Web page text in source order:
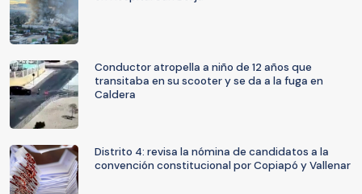
Conductor atropella a niño de 12 años que
transitaba en su scooter y se da a la fuga en
Caldera
Distrito 4: revisa la nómina de candidatos a la
convención constitucional por Copiapó y Vallenar